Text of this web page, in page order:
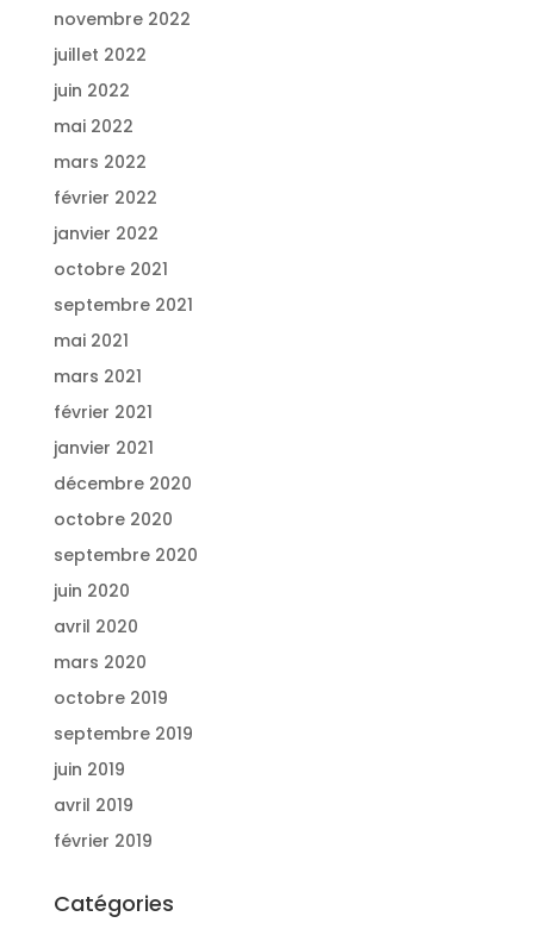
novembre 2022
juillet 2022
juin 2022
mai 2022
mars 2022
février 2022
janvier 2022
octobre 2021
septembre 2021
mai 2021
mars 2021
février 2021
janvier 2021
décembre 2020
octobre 2020
septembre 2020
juin 2020
avril 2020
mars 2020
octobre 2019
septembre 2019
juin 2019
avril 2019
février 2019
Catégories